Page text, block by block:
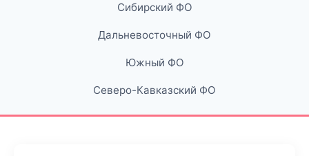
Сибирский ФО
Дальневосточный ФО
Южный ФО
Северо-Кавказский ФО